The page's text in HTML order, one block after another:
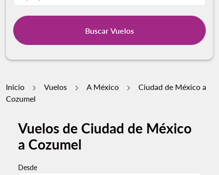
Buscar Vuelos
Inicio Vuelos A México
Ciudad de México a
Cozumel
Vuelos de Ciudad de México
a Cozumel
Desde